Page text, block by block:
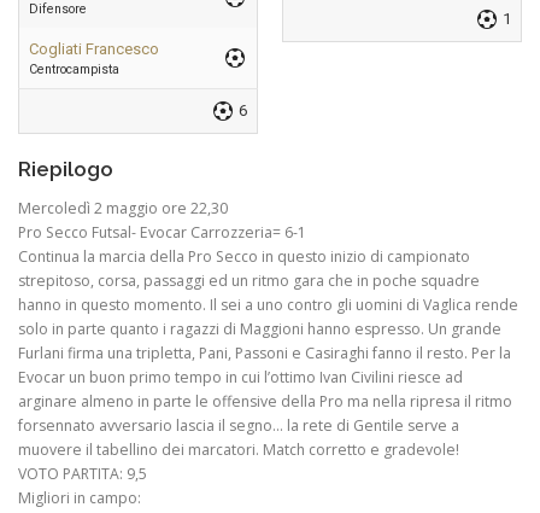
Difensore
Cogliati Francesco
Centrocampista
6
1
Riepilogo
Mercoledì 2 maggio ore 22,30
Pro Secco Futsal- Evocar Carrozzeria= 6-1
Continua la marcia della Pro Secco in questo inizio di campionato
strepitoso, corsa, passaggi ed un ritmo gara che in poche squadre
hanno in questo momento. Il sei a uno contro gli uomini di Vaglica rende
solo in parte quanto i ragazzi di Maggioni hanno espresso. Un grande
Furlani firma una tripletta, Pani, Passoni e Casiraghi fanno il resto. Per la
Evocar un buon primo tempo in cui l’ottimo Ivan Civilini riesce ad
arginare almeno in parte le offensive della Pro ma nella ripresa il ritmo
forsennato avversario lascia il segno… la rete di Gentile serve a
muovere il tabellino dei marcatori. Match corretto e gradevole!
VOTO PARTITA: 9,5
Migliori in campo: